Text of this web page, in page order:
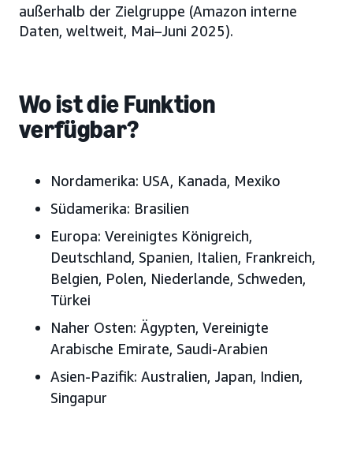
außerhalb der Zielgruppe (Amazon interne
Daten, weltweit, Mai–Juni 2025).
Wo ist die Funktion
verfügbar?
Nordamerika: USA, Kanada, Mexiko
Südamerika: Brasilien
Europa: Vereinigtes Königreich,
Deutschland, Spanien, Italien, Frankreich,
Belgien, Polen, Niederlande, Schweden,
Türkei
Naher Osten: Ägypten, Vereinigte
Arabische Emirate, Saudi-Arabien
Asien-Pazifik: Australien, Japan, Indien,
Singapur